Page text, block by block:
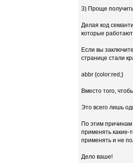
3) Проще
Делая код
которые
Если вы
странице стали
abbr {color:red;}
Вместо того,
Это всего лишь
По этим
применять какие-
применять и не
Дело ваше!